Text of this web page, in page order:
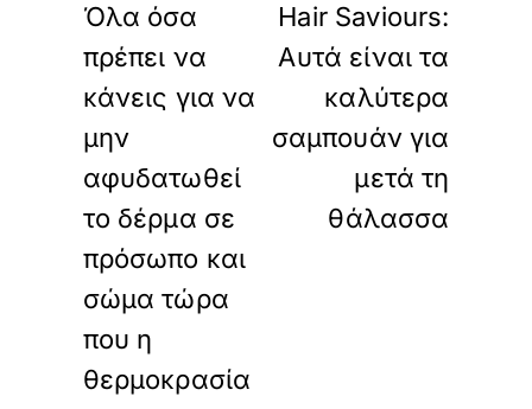
Όλα όσα
πρέπει να
κάνεις για να
μην
αφυδατωθεί
το δέρμα σε
πρόσωπο και
σώμα τώρα
που η
θερμοκρασία
Hair Saviours:
Αυτά είναι τα
καλύτερα
σαμπουάν για
μετά τη
θάλασσα